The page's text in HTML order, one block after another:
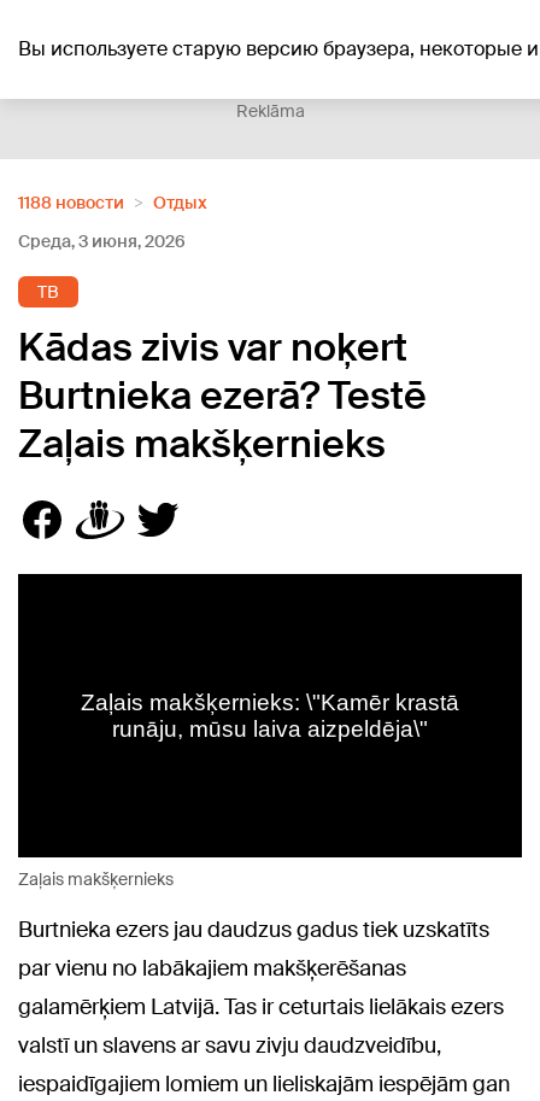
Вы используете старую версию браузера,
+20°C
Reklāma
1188 новости
Отдых
Среда, 3 июня, 2026
ТВ
Kādas zivis var noķert
Burtnieka ezerā? Testē
Zaļais makšķernieks
Zaļais makšķernieks
Burtnieka ezers jau daudzus gadus tiek uzskatīts
par vienu no labākajiem makšķerēšanas
galamērķiem Latvijā. Tas ir ceturtais lielākais ezers
valstī un slavens ar savu zivju daudzveidību,
iespaidīgajiem lomiem un lieliskajām iespējām gan